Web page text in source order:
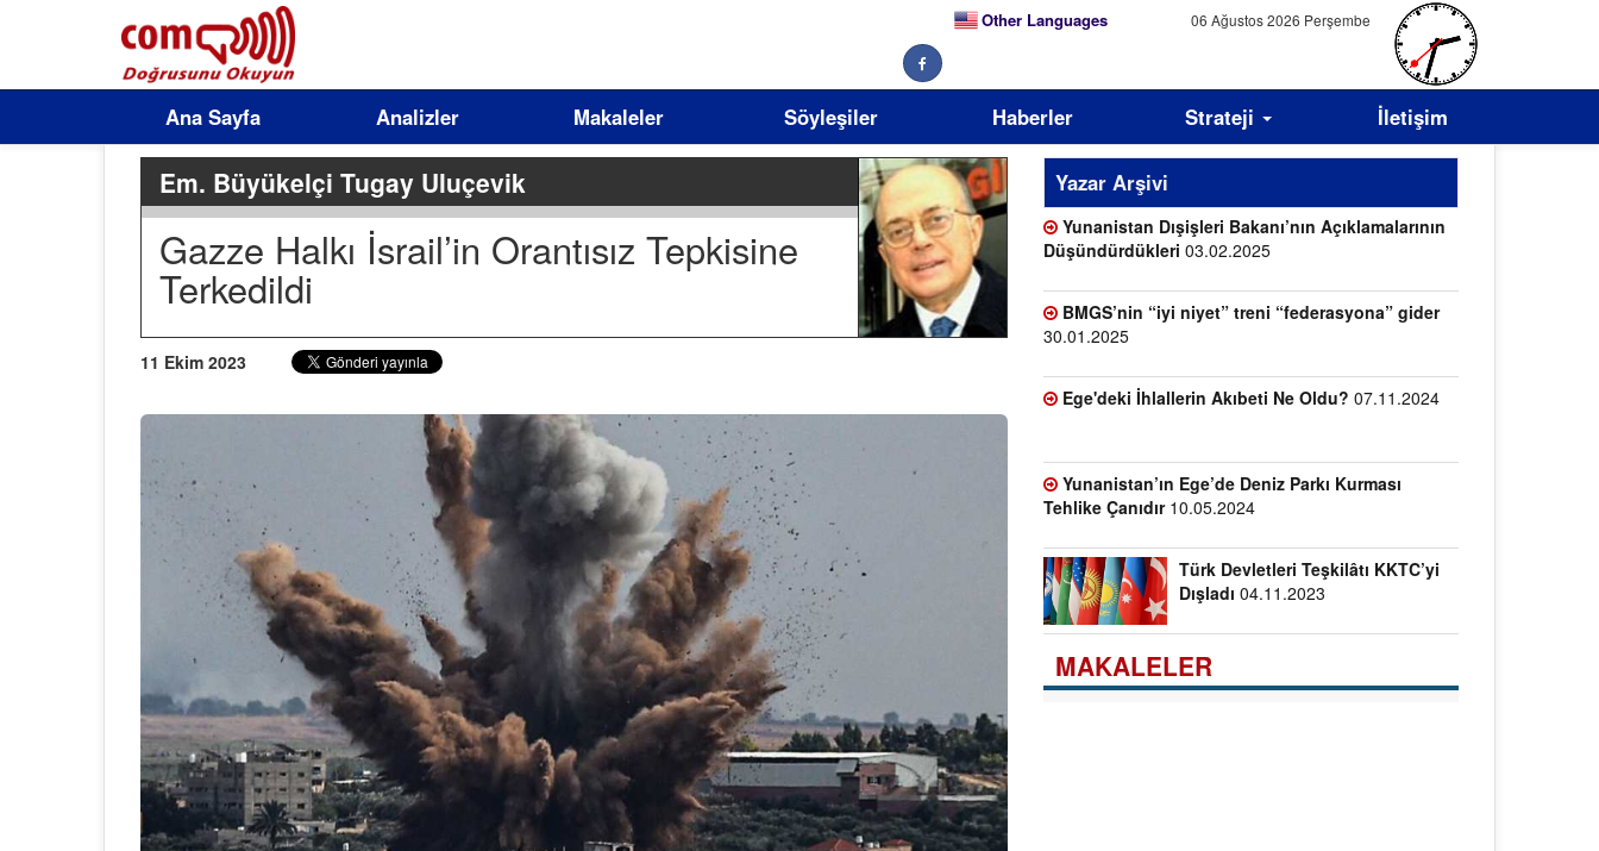
06 Ağustos 2026 Perşembe
Other Languages
Ana Sayfa Analizler Makaleler Söyleşiler Haberler Strateji İletişim
Em. Büyükelçi Tugay Uluçevik
Gazze Halkı İsrail’in Orantısız Tepkisine
Terkedildi
11 Ekim 2023
Yazar Arşivi
Yunanistan Dışişleri Bakanı’nın Açıklamalarının
Düşündürdükleri 03.02.2025
BMGS’nin “iyi niyet” treni “federasyona” gider
30.01.2025
Ege'deki İhlallerin Akıbeti Ne Oldu? 07.11.2024
Yunanistan’ın Ege’de Deniz Parkı Kurması
Tehlike Çanıdır10.05.2024
Türk Devletleri Teşkilâtı KKTC’yi
Dışladı 04.11.2023
MAKALELER